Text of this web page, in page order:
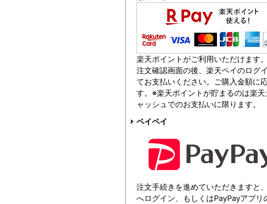
楽天ポイントがご利用いただけます
注文確認画面の後、楽天ペイのログ
てお支払いください。ご購入金額に
す。※楽天ポイントが貯まるのは楽
ャッシュでのお支払いに限ります。
ペイペイ
注文手続きを進めていただきますと
へログイン、もしくはPayPayアプ